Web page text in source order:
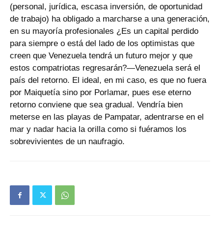
(personal, jurídica, escasa inversión, de oportunidad
de trabajo) ha obligado a marcharse a una generación,
en su mayoría profesionales ¿Es un capital perdido
para siempre o está del lado de los optimistas que
creen que Venezuela tendrá un futuro mejor y que
estos compatriotas regresarán?—Venezuela será el
país del retorno. El ideal, en mi caso, es que no fuera
por Maiquetía sino por Porlamar, pues ese eterno
retorno conviene que sea gradual. Vendría bien
meterse en las playas de Pampatar, adentrarse en el
mar y nadar hacia la orilla como si fuéramos los
sobrevivientes de un naufragio.